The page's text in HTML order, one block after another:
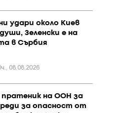
удари около Киев
Зеленски е на
в Сърбия
08.08.2026
на ООН за
за опасност от